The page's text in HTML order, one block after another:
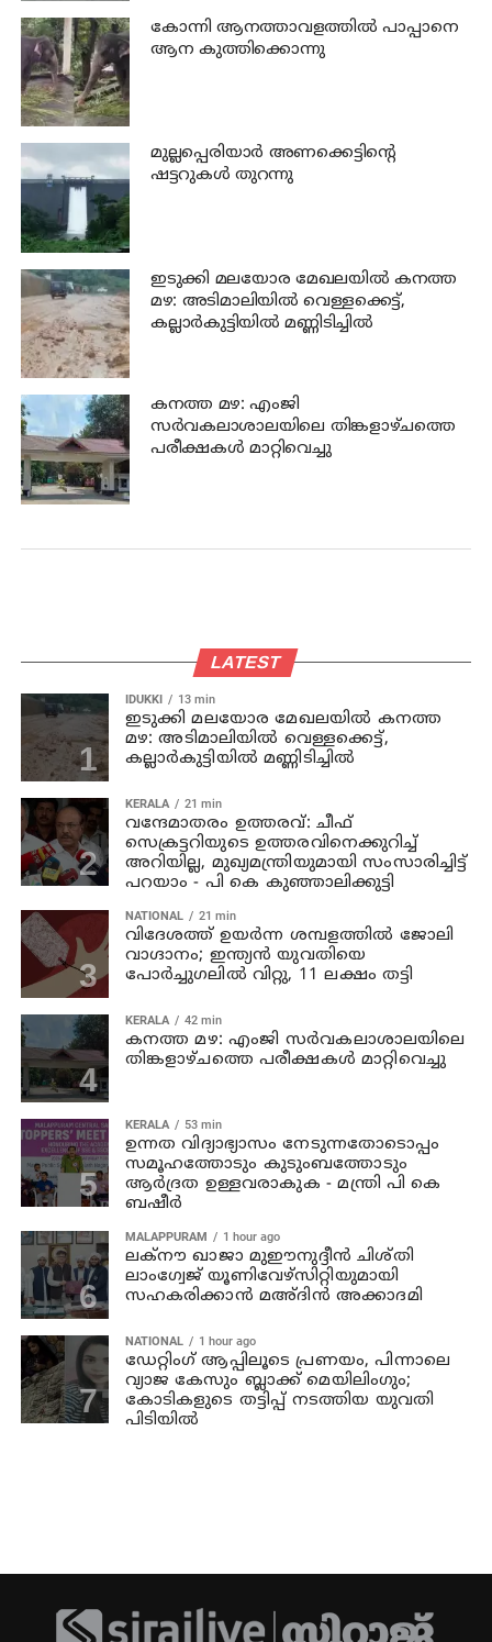
കോന്നി ആനത്താവളത്തില്‍ പാപ്പാനെ
ആന കുത്തിക്കൊന്നു
മുല്ലപ്പെരിയാര്‍ അണക്കെട്ടിന്റെ
ഷട്ടറുകള്‍ തുറന്നു
ഇടുക്കി മലയോര മേഖലയിൽ കനത്ത
മഴ: അടിമാലിയിൽ വെള്ളക്കെട്ട്,
കല്ലാർകുട്ടിയിൽ മണ്ണിടിച്ചിൽ
കനത്ത മഴ: എംജി
സർവകലാശാലയിലെ തിങ്കളാഴ്ചത്തെ
പരീക്ഷകൾ മാറ്റിവെച്ചു
LATEST
IDUKKI 13 min
ഇടുക്കി മലയോര മേഖലയിൽ കനത്ത
മഴ: അടിമാലിയിൽ വെള്ളക്കെട്ട്,
കല്ലാർകുട്ടിയിൽ മണ്ണിടിച്ചിൽ
KERALA 21 min
വന്ദേമാതരം ഉത്തരവ്: ചീഫ്
സെക്രട്ടറിയുടെ ഉത്തരവിനെക്കുറിച്ച്
അറിയില്ല, മുഖ്യമന്ത്രിയുമായി സംസാരിച്ചിട്ട്
പറയാം - പി കെ കുഞ്ഞാലിക്കുട്ടി
NATIONAL 21 min
വിദേശത്ത് ഉയർന്ന ശമ്പളത്തിൽ ജോലി
വാഗ്ദാനം; ഇന്ത്യൻ യുവതിയെ
പോർച്ചുഗലിൽ വിറ്റു, 11 ലക്ഷം തട്ടി
KERALA 42 min
കനത്ത മഴ: എംജി സർവകലാശാലയിലെ
തിങ്കളാഴ്ചത്തെ പരീക്ഷകൾ മാറ്റിവെച്ചു
KERALA 53 min
ഉന്നത വിദ്യാഭ്യാസം നേടുന്നതോടൊപ്പം
സമൂഹത്തോടും കുടുംബത്തോടും
ആര്‍ദ്രത ഉള്ളവരാകുക - മന്ത്രി പി കെ
ബഷീര്‍
MALAPPURAM 1 hour ago
ലക്‌നൗ ഖാജാ മുഈനുദ്ദീന്‍ ചിശ്തി
ലാംഗ്വേജ് യൂണിവേഴ്‌സിറ്റിയുമായി
സഹകരിക്കാന്‍ മഅ്ദിന്‍ അക്കാദമി
NATIONAL 1 hour ago
ഡേറ്റിംഗ് ആപ്പിലൂടെ പ്രണയം, പിന്നാലെ
വ്യാജ കേസും ബ്ലാക്ക് മെയിലിംഗും;
കോടികളുടെ തട്ടിപ്പ് നടത്തിയ യുവതി
പിടിയിൽ